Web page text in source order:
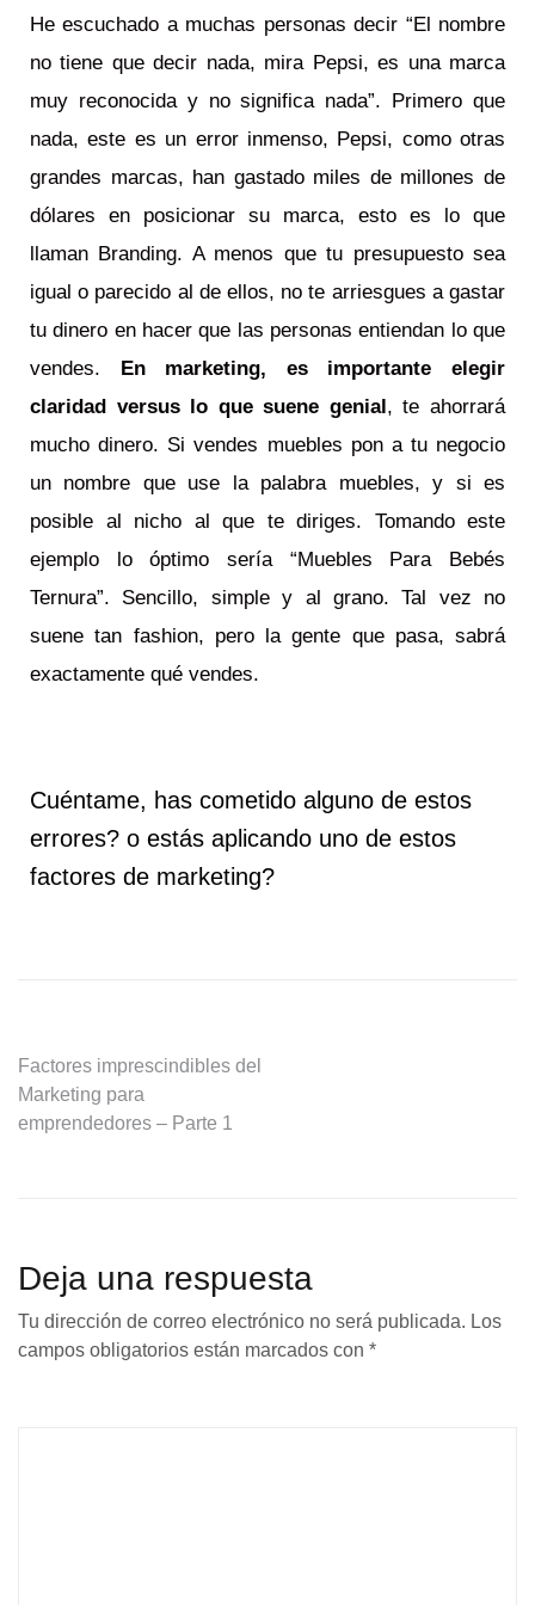
He escuchado a muchas personas decir “El nombre
no tiene que decir nada, mira Pepsi, es una marca
muy reconocida y no significa nada”. Primero que
nada, este es un error inmenso, Pepsi, como otras
grandes marcas, han gastado miles de millones de
dólares en posicionar su marca, esto es lo que
llaman Branding. A menos que tu presupuesto sea
igual o parecido al de ellos, no te arriesgues a gastar
tu dinero en hacer que las personas entiendan lo que
vendes. En marketing, es importante elegir
claridad versus lo que suene genial, te ahorrará
mucho dinero. Si vendes muebles pon a tu negocio
un nombre que use la palabra muebles, y si es
posible al nicho al que te diriges. Tomando este
ejemplo lo óptimo sería “Muebles Para Bebés
Ternura”. Sencillo, simple y al grano. Tal vez no
suene tan fashion, pero la gente que pasa, sabrá
exactamente qué vendes.
Cuéntame, has cometido alguno de estos
errores? o estás aplicando uno de estos
factores de marketing?
Factores imprescindibles del
Marketing para
emprendedores – Parte 1
Deja una respuesta
Tu dirección de correo electrónico no será publicada. Los
campos obligatorios están marcados con *